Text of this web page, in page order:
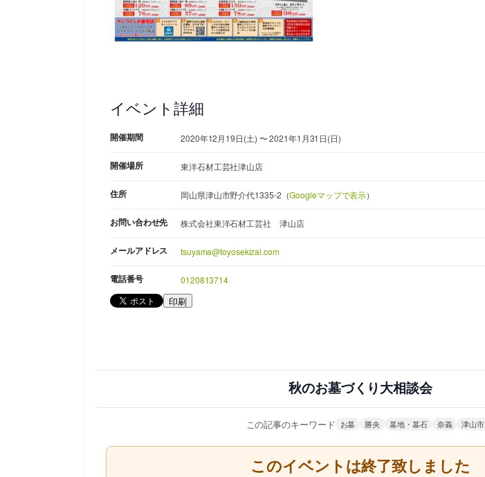
イベント詳細
開催期間 2020年12月19日(土) 〜 2021年1月31日(日)
開催場所 東洋石材工芸社津山店
住所 岡山県津山市野介代1335-2（Googleマップで表示）
お問い合わせ先 株式会社東洋石材工芸社 津山店
メールアドレス tsuyama@toyosekizai.com
電話番号 0120813714
印刷
秋のお墓づくり大相談会
この記事のキーワード お墓 勝央 墓地・墓石 奈義 津山市
このイベントは終了致しました